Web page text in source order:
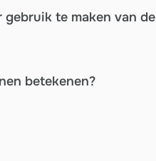
te maken van
betekenen?